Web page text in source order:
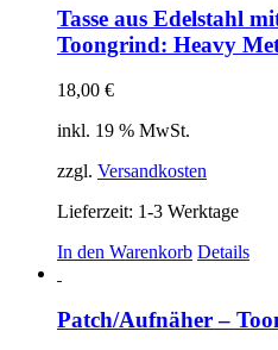
können
auf
Tasse aus Edelstahl
Toongrind: Heavy
18,00 €
inkl. 19 % MwSt.
zzgl. Versandkosten
Lieferzeit: 1-3 Werktage
In den Warenkorb Details
Patch/Aufnäher –